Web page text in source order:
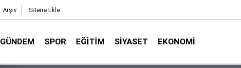
Arşiv Sitene Ekle
GÜNDEM SPOR EĞITIM SIYASET EKONOMI